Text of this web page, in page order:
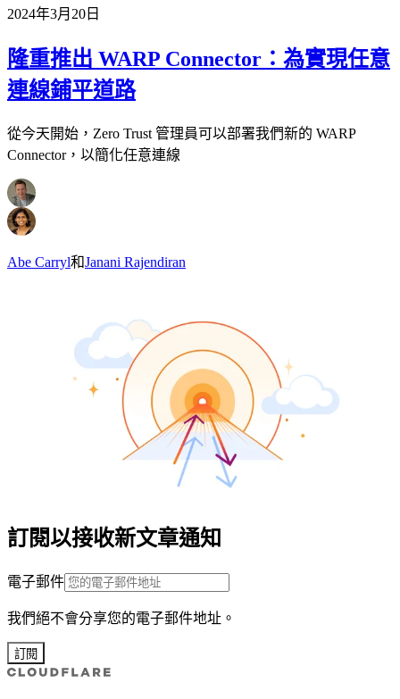
2024年3月20日
隆重推出 WARP Connector：為實現任意
連線鋪平道路
從今天開始，Zero Trust 管理員可以部署我們新的 WARP
Connector，以簡化任意連線
Abe Carryl和Janani Rajendiran
訂閱以接收新文章通知
電子郵件
我們絕不會分享您的電子郵件地址。
訂閱